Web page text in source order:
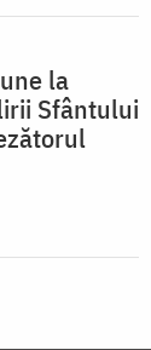
la
Sfântului